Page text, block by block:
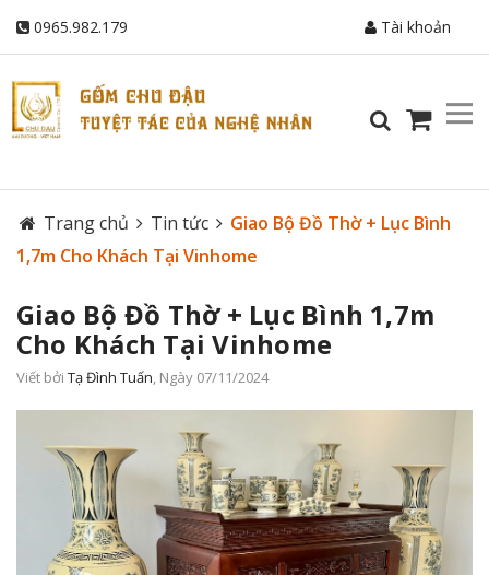
0965.982.179 Tài khoản
Trang chủ Tin tức
Giao Bộ Đồ Thờ + Lục Bình
1,7m Cho Khách Tại Vinhome
Giao Bộ Đồ Thờ + Lục Bình 1,7m
Cho Khách Tại Vinhome
Viết bởi Tạ Đình Tuấn, Ngày 07/11/2024